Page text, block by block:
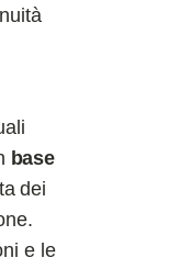
base
dei
e le